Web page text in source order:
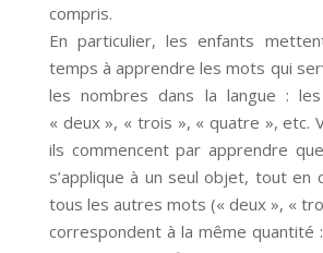
compris.
En particulier, les enfants
temps à apprendre les mots qui
les nombres dans la langue :
« deux », « trois », « quatre », etc.
ils commencent par apprendre
s’applique à un seul objet, tout en
tous les autres mots (« deux », «
correspondent à la même quantité